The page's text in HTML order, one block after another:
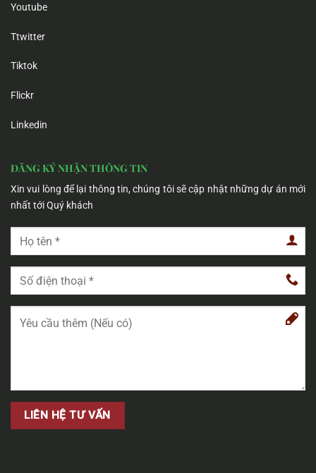
Youtube
Ttwitter
Tiktok
Flickr
Linkedin
ĐĂNG KÝ NHẬN THÔNG TIN
Xin vui lòng để lại thông tin, chúng tôi sẽ cập nhật những dự án mới
nhất tới Quý khách